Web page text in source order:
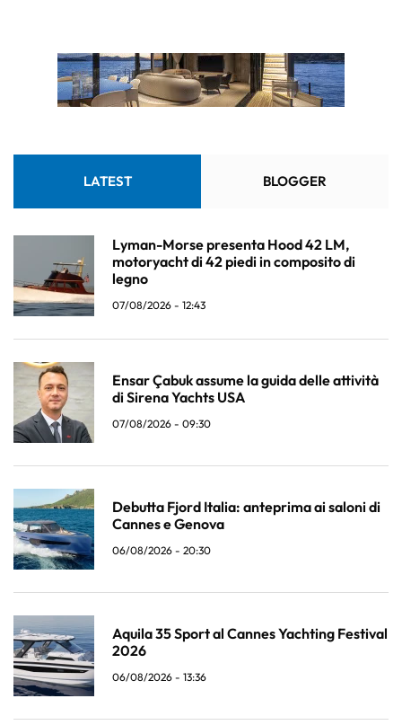
LATEST BLOGGER
Lyman-Morse presenta Hood 42 LM,
motoryacht di 42 piedi in composito di
legno
07/08/2026 - 12:43
Ensar Çabuk assume la guida delle attività
di Sirena Yachts USA
07/08/2026 - 09:30
Debutta Fjord Italia: anteprima ai saloni di
Cannes e Genova
06/08/2026 - 20:30
Aquila 35 Sport al Cannes Yachting Festival
2026
06/08/2026 - 13:36